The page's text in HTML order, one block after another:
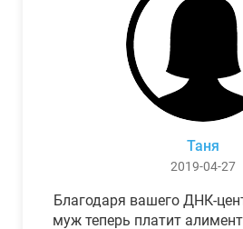
Таня
2019-04-27
Благодаря вашего ДНК-
муж теперь платит